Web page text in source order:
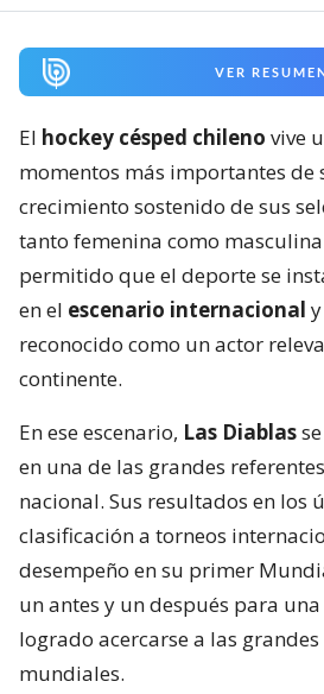
VER
El hockey césped chileno vive
momentos más importantes de
crecimiento sostenido de sus
tanto femenina como
permitido que el deporte se
en el escenario internacional
reconocido como un actor
continente.
En ese escenario, Las Diablas
en una de las grandes
nacional. Sus resultados en los
clasificación a torneos
desempeño en su primer
un antes y un después para
logrado acercarse a las
mundiales.